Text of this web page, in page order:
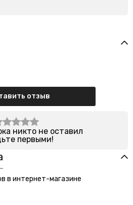
отзыв
никто не оставил
первыми!
в интернет-магазине